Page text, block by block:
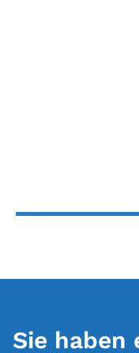
Bauabschnitt
Sie haben